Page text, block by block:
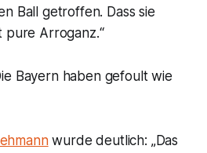
Ball getroffen. Dass sie
pure Arroganz.“
Bayern haben gefoult wie
wurde deutlich: „Das